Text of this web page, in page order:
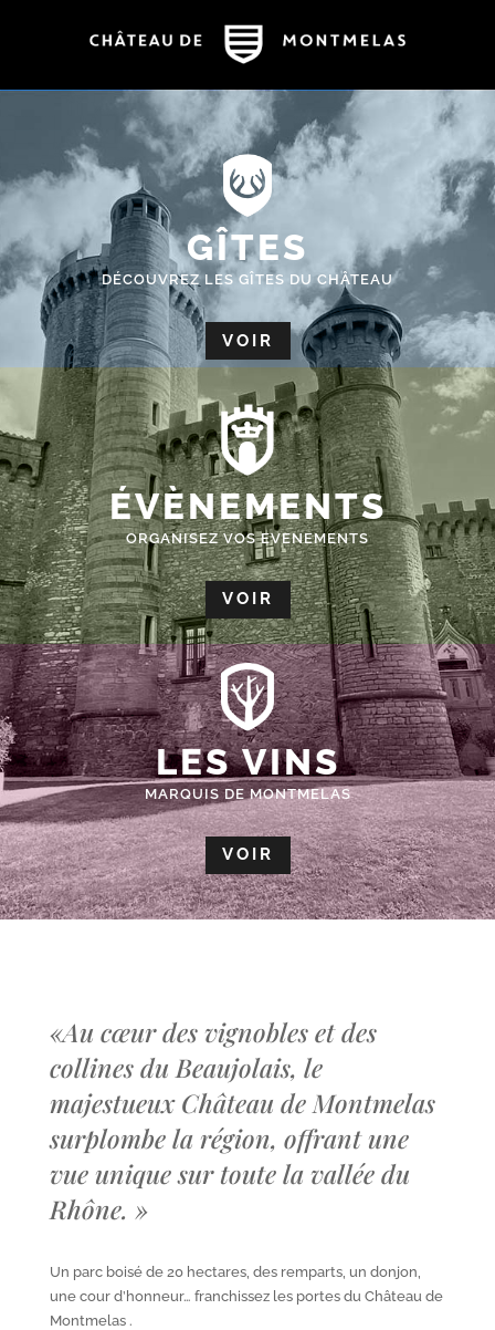
GÎTES
DÉCOUVREZ LES GÎTES DU CHÂTEAU
VOIR
ÉVÈNEMENTS
ORGANISEZ VOS EVENEMENTS
VOIR
LES VINS
MARQUIS DE MONTMELAS
VOIR
«Au cœur des vignobles et des
collines du Beaujolais, le
majestueux Château de Montmelas
surplombe la région, offrant une
vue unique sur toute la vallée du
Rhône. »
Un parc boisé de 20 hectares, des remparts, un donjon,
une cour d’honneur… franchissez les portes du Château de
Montmelas .